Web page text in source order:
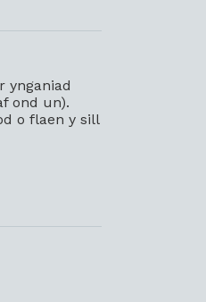
ynganiad
ond un).
o flaen y sill